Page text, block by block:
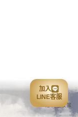
隱私權政策
加入
LINE客服